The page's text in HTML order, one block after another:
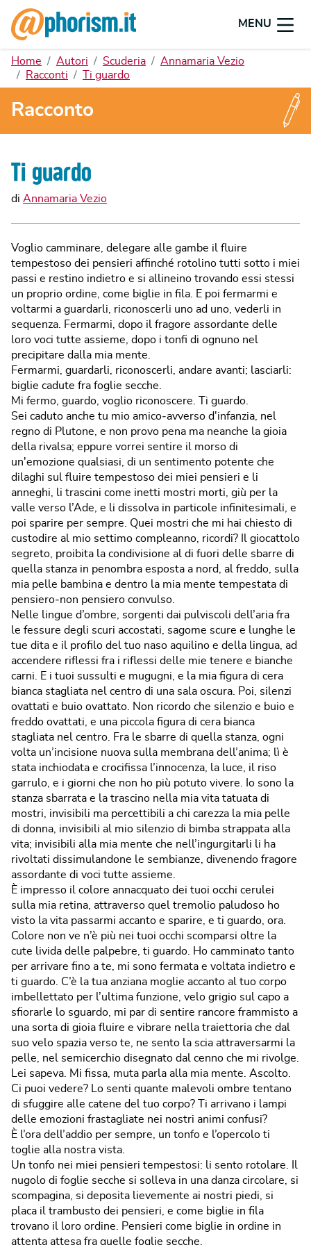
MENU
Home Autori Scuderia
Annamaria Vezio
Racconti
Ti guardo
Racconto
Ti guardo
di Annamaria Vezio
Voglio camminare, delegare alle gambe il fluire
tempestoso dei pensieri affinché rotolino tutti sotto i miei
passi e restino indietro e si allineino trovando essi stessi
un proprio ordine, come biglie in fila. E poi fermarmi e
voltarmi a guardarli, riconoscerli uno ad uno, vederli in
sequenza. Fermarmi, dopo il fragore assordante delle
loro voci tutte assieme, dopo i tonfi di ognuno nel
precipitare dalla mia mente.
Fermarmi, guardarli, riconoscerli, andare avanti; lasciarli:
biglie cadute fra foglie secche.
Mi fermo, guardo, voglio riconoscere. Ti guardo.
Sei caduto anche tu mio amico‐avverso d'infanzia, nel
regno di Plutone, e non provo pena ma neanche la gioia
della rivalsa; eppure vorrei sentire il morso di
un'emozione qualsiasi, di un sentimento potente che
dilaghi sul fluire tempestoso dei miei pensieri e li
anneghi, li trascini come inetti mostri morti, giù per la
valle verso l’Ade, e li dissolva in particole infinitesimali, e
poi sparire per sempre. Quei mostri che mi hai chiesto di
custodire al mio settimo compleanno, ricordi? Il giocattolo
segreto, proibita la condivisione al di fuori delle sbarre di
quella stanza in penombra esposta a nord, al freddo, sulla
mia pelle bambina e dentro la mia mente tempestata di
pensiero‐non pensiero convulso.
Nelle lingue d’ombre, sorgenti dai pulviscoli dell’aria fra
le fessure degli scuri accostati, sagome scure e lunghe le
tue dita e il profilo del tuo naso aquilino e della lingua, ad
accendere riflessi fra i riflessi delle mie tenere e bianche
carni. E i tuoi sussulti e mugugni, e la mia figura di cera
bianca stagliata nel centro di una sala oscura. Poi, silenzi
ovattati e buio ovattato. Non ricordo che silenzio e buio e
freddo ovattati, e una piccola figura di cera bianca
stagliata nel centro. Fra le sbarre di quella stanza, ogni
volta un’incisione nuova sulla membrana dell’anima; lì è
stata inchiodata e crocifissa l’innocenza, la luce, il riso
garrulo, e i giorni che non ho più potuto vivere. Io sono la
stanza sbarrata e la trascino nella mia vita tatuata di
mostri, invisibili ma percettibili a chi carezza la mia pelle
di donna, invisibili al mio silenzio di bimba strappata alla
vita; invisibili alla mia mente che nell’ingurgitarli li ha
rivoltati dissimulandone le sembianze, divenendo fragore
assordante di voci tutte assieme.
È impresso il colore annacquato dei tuoi occhi cerulei
sulla mia retina, attraverso quel tremolio paludoso ho
visto la vita passarmi accanto e sparire, e ti guardo, ora.
Colore non ve n’è più nei tuoi occhi scomparsi oltre la
cute livida delle palpebre, ti guardo. Ho camminato tanto
per arrivare fino a te, mi sono fermata e voltata indietro e
ti guardo. C’è la tua anziana moglie accanto al tuo corpo
imbellettato per l’ultima funzione, velo grigio sul capo a
sfiorarle lo sguardo, mi par di sentire rancore frammisto a
una sorta di gioia fluire e vibrare nella traiettoria che dal
suo velo spazia verso te, ne sento la scia attraversarmi la
pelle, nel semicerchio disegnato dal cenno che mi rivolge.
Lei sapeva. Mi fissa, muta parla alla mia mente. Ascolto.
Ci puoi vedere? Lo senti quante malevoli ombre tentano
di sfuggire alle catene del tuo corpo? Ti arrivano i lampi
delle emozioni frastagliate nei nostri animi confusi?
È l’ora dell’addio per sempre, un tonfo e l’opercolo ti
toglie alla nostra vista.
Un tonfo nei miei pensieri tempestosi: li sento rotolare. Il
nugolo di foglie secche si solleva in una danza circolare, si
scompagina, si deposita lievemente ai nostri piedi, si
placa il trambusto dei pensieri, e come biglie in fila
trovano il loro ordine. Pensieri come biglie in ordine in
attenta attesa fra quelle foglie secche.